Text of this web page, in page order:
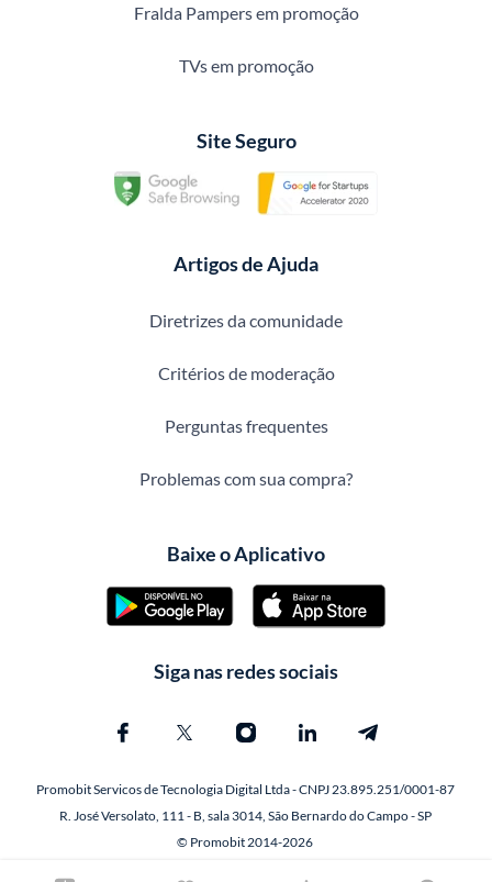
Fralda Pampers em promoção
TVs em promoção
Site Seguro
Artigos de Ajuda
Diretrizes da comunidade
Critérios de moderação
Perguntas frequentes
Problemas com sua compra?
Baixe o Aplicativo
Siga nas redes sociais
Promobit Servicos de Tecnologia Digital Ltda - CNPJ 23.895.251/0001-87
R. José Versolato, 111 - B, sala 3014, São Bernardo do Campo - SP
© Promobit 2014-2026